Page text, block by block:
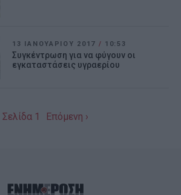
13 ΙΑΝΟΥΑΡΊΟΥ 2017 / 10:53
Συγκέντρωση για να φύγουν οι
εγκαταστάσεις υγραερίου
Σελίδα 1 Επόμενη ›